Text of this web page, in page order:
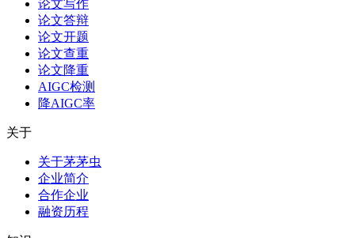
论文写作
论文答辩
论文开题
论文查重
论文降重
AIGC检测
降AIGC率
关于
关于茅茅虫
企业简介
合作企业
融资历程